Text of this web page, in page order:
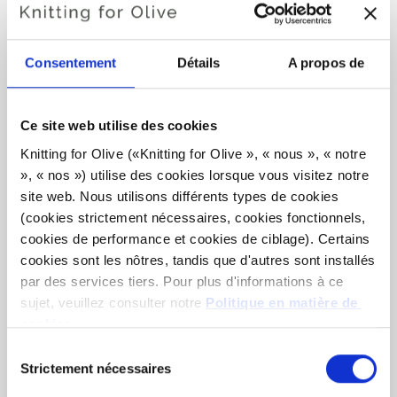
Consentement Détails A propos de
Ce site web utilise des cookies
Knitting for Olive («Knitting for Olive », « nous », « notre
», « nos ») utilise des cookies lorsque vous visitez notre
site web. Nous utilisons différents types de cookies
(cookies strictement nécessaires, cookies fonctionnels,
cookies de performance et cookies de ciblage). Certains
cookies sont les nôtres, tandis que d'autres sont installés
par des services tiers. Pour plus d'informations à ce
sujet, veuillez consulter notre Politique en matière de
cookies.
qui ne sont pas indispensables au fonctionnement du site
web. Votre consentement signifie que des cookies
duStrictement nécessaires
WILSON SWEATER
LANGUE CHOISISSEZ LA LANGUE